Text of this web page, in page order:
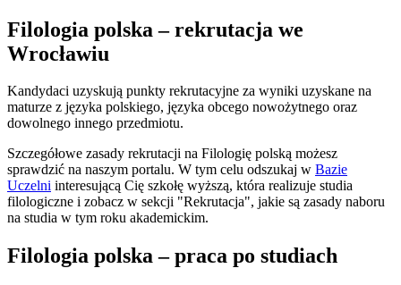
Filologia polska – rekrutacja we
Wrocławiu
Kandydaci uzyskują punkty rekrutacyjne za wyniki uzyskane na
maturze z języka polskiego, języka obcego nowożytnego oraz
dowolnego innego przedmiotu.
Szczegółowe zasady rekrutacji na Filologię polską możesz
sprawdzić na naszym portalu. W tym celu odszukaj w Bazie
Uczelni interesującą Cię szkołę wyższą, która realizuje studia
filologiczne i zobacz w sekcji "Rekrutacja", jakie są zasady naboru
na studia w tym roku akademickim.
Filologia polska – praca po studiach